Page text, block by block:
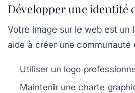
Développer une identité
Votre image sur le web est un
aide à créer une
Utiliser un logo
Maintenir une charte